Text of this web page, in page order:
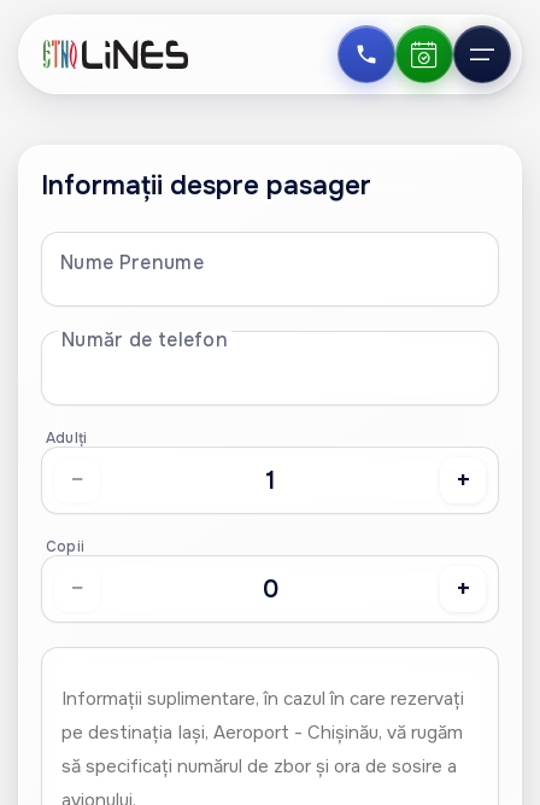
Informații despre pasager
Nume Prenume
Număr de telefon
Adulți
− +
Copii
− +